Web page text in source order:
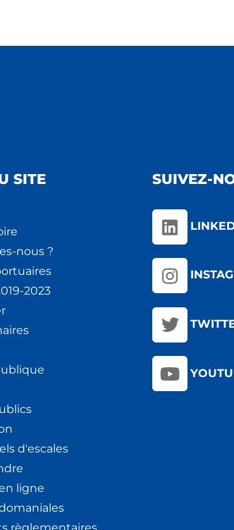
SITE
nous ?
2023
d'escales
ligne
SUIVEZ-